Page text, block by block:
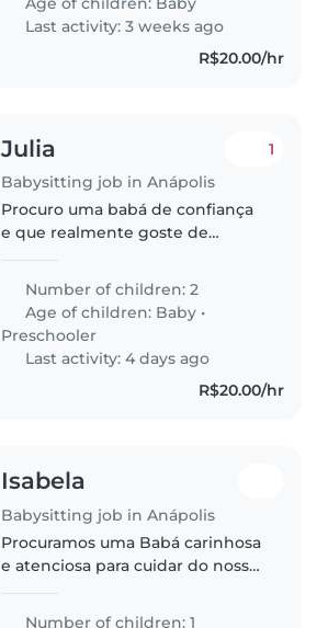
experiência com bebês e se
identifica com essa..
Last activity: 3 weeks ago
R$20.00/hr
Julia
Babysitting job in Anápolis
1
Procuro uma babá de confiança
e que realmente goste de
carinho.
Number of children: 2
Age of children: Baby •
Preschooler
Last activity: 4 days ago
R$20.00/hr
Isabela
Babysitting job in Anápolis
Procuramos uma Babá carinhosa
e atenciosa para cuidar do nosso
nossa casa.
Number of children: 1